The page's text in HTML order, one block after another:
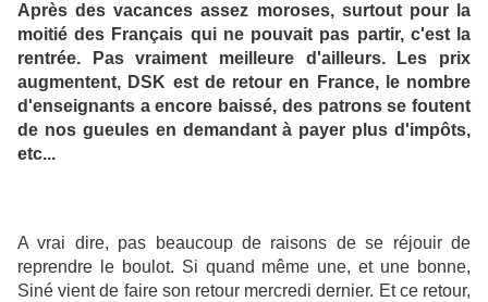
Après des vacances assez moroses, surtout pour la
moitié des Français qui ne pouvait pas partir, c'est la
rentrée. Pas vraiment meilleure d'ailleurs. Les prix
augmentent, DSK est de retour en France, le nombre
d'enseignants a encore baissé, des patrons se foutent
de nos gueules en demandant à payer plus d'impôts,
etc...
A vrai dire, pas beaucoup de raisons de se réjouir de
reprendre le boulot. Si quand même une, et une bonne,
Siné vient de faire son retour mercredi dernier. Et ce retour,